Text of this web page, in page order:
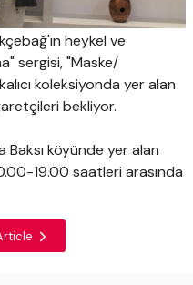
heykel ve
sergisi, "Maske/
koleksiyonda yer alan
bekliyor.
köyünde yer alan
19.00 saatleri arasında